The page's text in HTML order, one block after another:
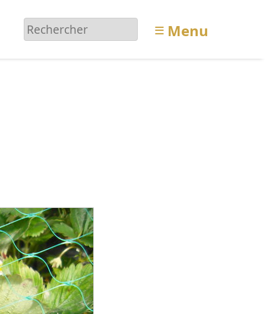
≡ Menu